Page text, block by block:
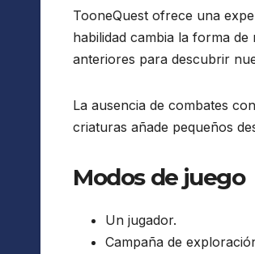
TooneQuest ofrece una
habilidad cambia la forma
anteriores para descubrir
La ausencia de combates
criaturas añade pequeños
Modos de juego
Un jugador.
Campaña de